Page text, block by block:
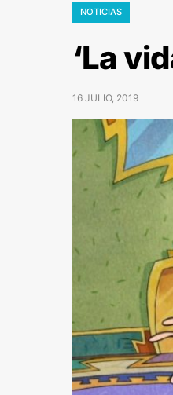
NOTICIAS
‘La
16 JULIO, 2019